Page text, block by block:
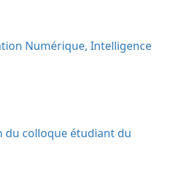
Numérique, Intelligence
du colloque étudiant du